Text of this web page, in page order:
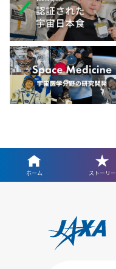
ホーム ストーリー